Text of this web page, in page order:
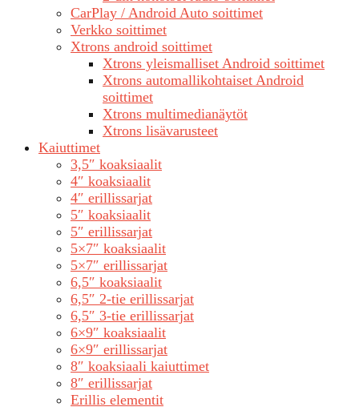
CarPlay / Android Auto soittimet
Verkko soittimet
Xtrons android soittimet
Xtrons yleismalliset Android soittimet
Xtrons automallikohtaiset Android
soittimet
Xtrons multimedianäytöt
Xtrons lisävarusteet
Kaiuttimet
3,5″ koaksiaalit
4″ koaksiaalit
4″ erillissarjat
5″ koaksiaalit
5″ erillissarjat
5×7″ koaksiaalit
5×7″ erillissarjat
6,5″ koaksiaalit
6,5″ 2-tie erillissarjat
6,5″ 3-tie erillissarjat
6×9″ koaksiaalit
6×9″ erillissarjat
8″ koaksiaali kaiuttimet
8″ erillissarjat
Erillis elementit